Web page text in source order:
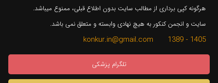
هرگونه کپی برداری از مطالب سایت بدون اطلاع قبلی، ممنوع میباشد.
سایت و انجمن کنکور به هیچ نهادی وابسته و متعلق نمی باشد.
1405 - 1389 konkur.in@gmail.com
تلگرام پزشکی